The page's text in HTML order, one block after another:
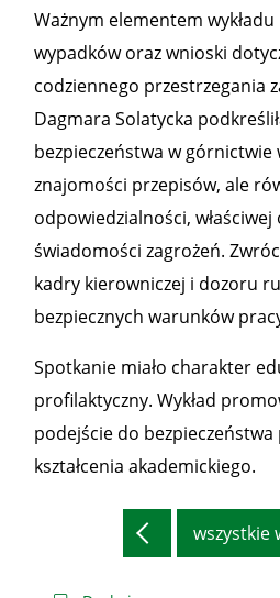
Ważnym elementem wykładu
wypadków oraz wnioski
codziennego przestrzegania
Dagmara Solatycka
bezpieczeństwa w górnictwie
znajomości przepisów, ale
odpowiedzialności,
świadomości zagrożeń.
kadry kierowniczej i dozoru
bezpiecznych warunków
Spotkanie miało charakter
profilaktyczny. Wykład
podejście do
kształcenia akademickiego.
wszystkie